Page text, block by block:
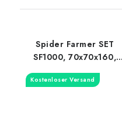
Spider Farmer SET
SF1000, 70x70x160,
Feuchtigkeits-/
Kostenloser Versand